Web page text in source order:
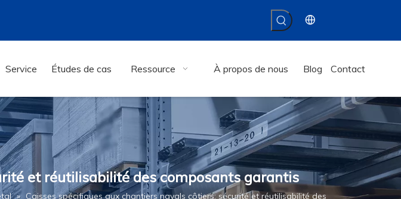
Service Études de cas Ressource À propos de nous Blog Contact
et réutilisabilité des composants garantis
» Caisses spécifiques aux chantiers navals côtiers: sécurité et réutilisabilité des